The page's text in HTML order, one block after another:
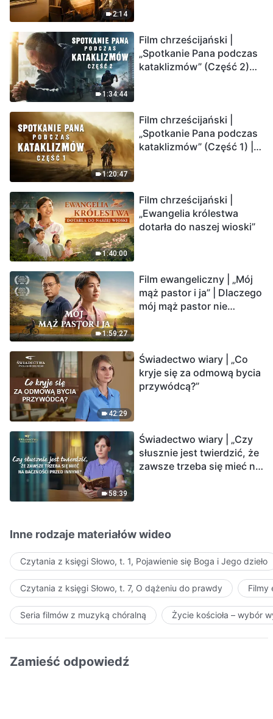
2:14
1:34:44
Film chrześcijański |
„Spotkanie Pana podczas
kataklizmów” (Część 2)
Ludzkość weszła w
odliczanie. Czy znalazłeś
już drogę ocalenia?
1:20:47
Film chrześcijański |
„Spotkanie Pana podczas
kataklizmów” (Część 1) |
1:40:00
Film chrześcijański |
„Ewangelia królestwa
dotarła do naszej wioski”
1:59:27
Film ewangeliczny | „Mój
mąż pastor i ja” | Dlaczego
mój mąż pastor nie
42:29
Świadectwo wiary | „Co
kryje się za odmową bycia
przywódcą?”
58:39
Świadectwo wiary | „Czy
słusznie jest twierdzić, że
zawsze trzeba się mieć na
Inne rodzaje materiałów wideo
Czytania z księgi Słowo, t. 1, Pojawienie się Boga i Jego dzieło
Czytania z księgi Słowo, t. 7, O dążeniu do prawdy Filmy
Seria filmów z muzyką chóralną Życie kościoła – wybór
Zamieść odpowiedź